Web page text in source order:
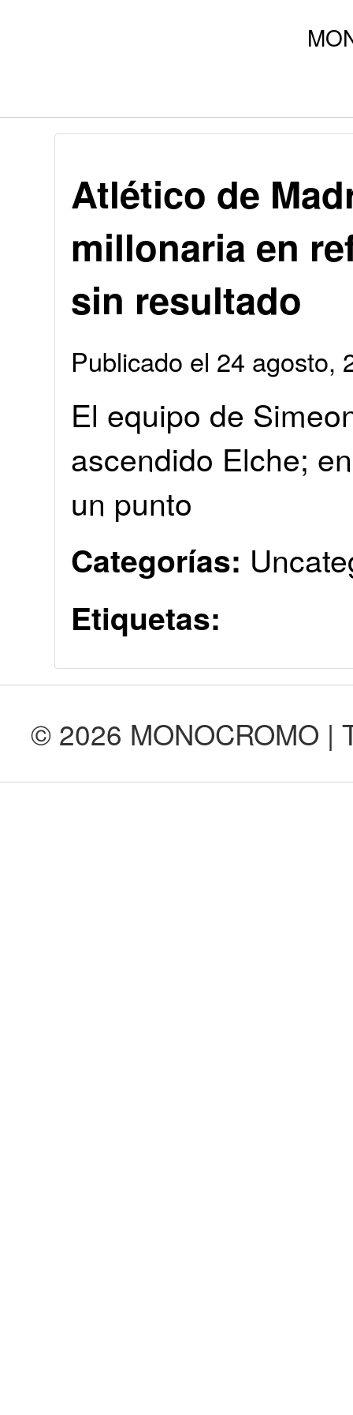
Atlético de
millonaria en
sin resultado
Publicado el 24 agosto,
El equipo de
ascendido Elche;
un punto
Categorías:
Etiquetas:
© 2026 MONOCROMO |